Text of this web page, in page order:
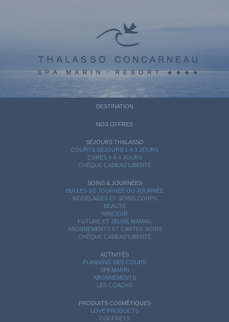
DESTINATION
NOS OFFRES
SÉJOURS THALASSO
COURTS SÉJOURS 1 À 3 JOURS
CURES 4 À 6 JOURS
CHÈQUE CADEAU LIBERTÉ
SOINS & JOURNÉES
BULLES 1/2 JOURNÉE OU JOURNÉE
MODELAGES ET SOINS CORPS
BEAUTÉ
MINCEUR
FUTURE ET JEUNE MAMAN
ABONNEMENTS ET CARTES SOINS
CHÈQUE CADEAU LIBERTÉ
ACTIVITÉS
PLANNING DES COURS
SPA MARIN
ABONNEMENTS
LES COACHS
PRODUITS COSMÉTIQUES
LOVE PRODUCTS
COFFRETS